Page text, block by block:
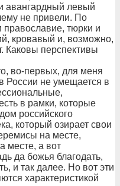
авангардный левый
не привели. По
тюрки и
кровавый и, возможно,
Каковы перспективы
во-первых, для меня
России не умещается в
в рамки, которые
российского
который озирает свои
на месте,
месте, а вот
да божья благодать,
и так далее. Но вот эти
характеристикой